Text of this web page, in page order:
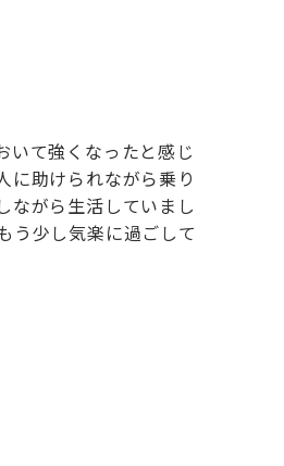
いて強くなったと感じ
に助けられながら乗り
ながら生活していまし
う少し気楽に過ごして